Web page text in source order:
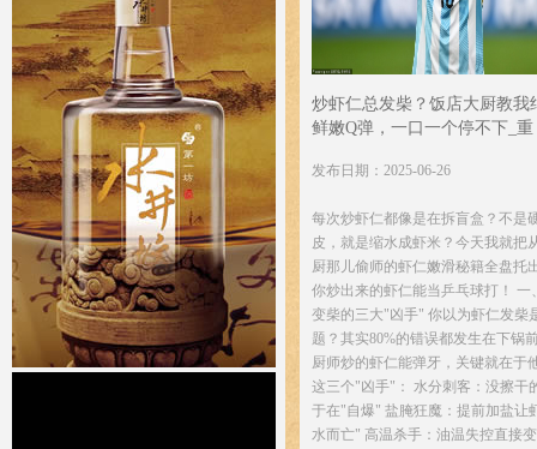
炒虾仁总发柴？饭店大厨教我
鲜嫩Q弹，一口一个停不下_重
发布日期：2025-06-26
每次炒虾仁都像是在拆盲盒？不是
皮，就是缩水成虾米？今天我就把
厨那儿偷师的虾仁嫩滑秘籍全盘托
你炒出来的虾仁能当乒乓球打！ 一
变柴的三大"凶手" 你以为虾仁发柴
题？其实80%的错误都发生在下锅
厨师炒的虾仁能弹牙，关键就在于
这三个"凶手"： 水分刺客：没擦干
于在"自爆" 盐腌狂魔：提前加盐让
水而亡" 高温杀手：油温失控直接